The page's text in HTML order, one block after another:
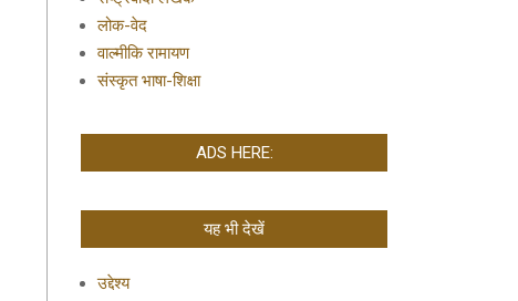
लोक-वेद
वाल्मीकि रामायण
संस्कृत भाषा-शिक्षा
ADS HERE:
यह भी देखें
उद्देश्य